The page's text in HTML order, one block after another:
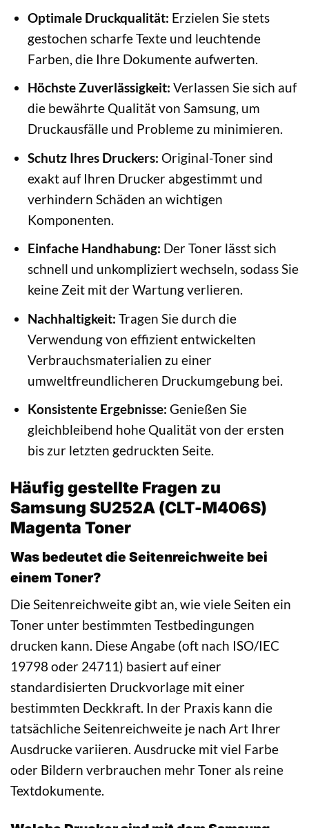
Optimale Druckqualität: Erzielen Sie stets
gestochen scharfe Texte und leuchtende
Farben, die Ihre Dokumente aufwerten.
Höchste Zuverlässigkeit: Verlassen Sie sich auf
die bewährte Qualität von Samsung, um
Druckausfälle und Probleme zu minimieren.
Schutz Ihres Druckers: Original-Toner sind
exakt auf Ihren Drucker abgestimmt und
verhindern Schäden an wichtigen
Komponenten.
Einfache Handhabung: Der Toner lässt sich
schnell und unkompliziert wechseln, sodass Sie
keine Zeit mit der Wartung verlieren.
Nachhaltigkeit: Tragen Sie durch die
Verwendung von effizient entwickelten
Verbrauchsmaterialien zu einer
umweltfreundlicheren Druckumgebung bei.
Konsistente Ergebnisse: Genießen Sie
gleichbleibend hohe Qualität von der ersten
bis zur letzten gedruckten Seite.
Häufig gestellte Fragen zu
Samsung SU252A (CLT-M406S)
Magenta Toner
Was bedeutet die Seitenreichweite bei
einem Toner?
Die Seitenreichweite gibt an, wie viele Seiten ein
Toner unter bestimmten Testbedingungen
drucken kann. Diese Angabe (oft nach ISO/IEC
19798 oder 24711) basiert auf einer
standardisierten Druckvorlage mit einer
bestimmten Deckkraft. In der Praxis kann die
tatsächliche Seitenreichweite je nach Art Ihrer
Ausdrucke variieren. Ausdrucke mit viel Farbe
oder Bildern verbrauchen mehr Toner als reine
Textdokumente.